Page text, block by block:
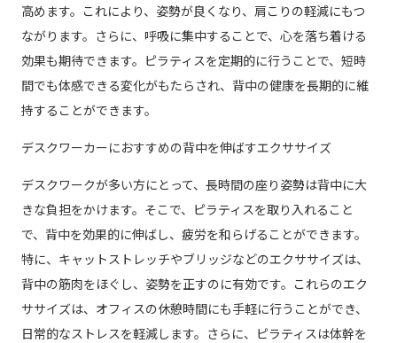
高めます。これにより、姿勢が良くなり、肩こりの軽減にもつ
ながります。さらに、呼吸に集中することで、心を落ち着ける
効果も期待できます。ピラティスを定期的に行うことで、短時
間でも体感できる変化がもたらされ、背中の健康を長期的に維
持することができます。
デスクワーカーにおすすめの背中を伸ばすエクササイズ
デスクワークが多い方にとって、長時間の座り姿勢は背中に大
きな負担をかけます。そこで、ピラティスを取り入れること
で、背中を効果的に伸ばし、疲労を和らげることができます。
特に、キャットストレッチやブリッジなどのエクササイズは、
背中の筋肉をほぐし、姿勢を正すのに有効です。これらのエク
ササイズは、オフィスの休憩時間にも手軽に行うことができ、
日常的なストレスを軽減します。さらに、ピラティスは体幹を